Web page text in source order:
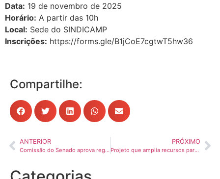
Data: 19 de novembro de 2025
Horário: A partir das 10h
Local: Sede do SINDICAMP
Inscrições: https://forms.gle/B1jCoE7cgtwT5hw36
Compartilhe:
ANTERIOR
Comissão do Senado aprova regra TIR para transporte internacional no Brasil
PRÓXIMO
Projeto que amplia recursos para Sest/Senat vai à Câmara